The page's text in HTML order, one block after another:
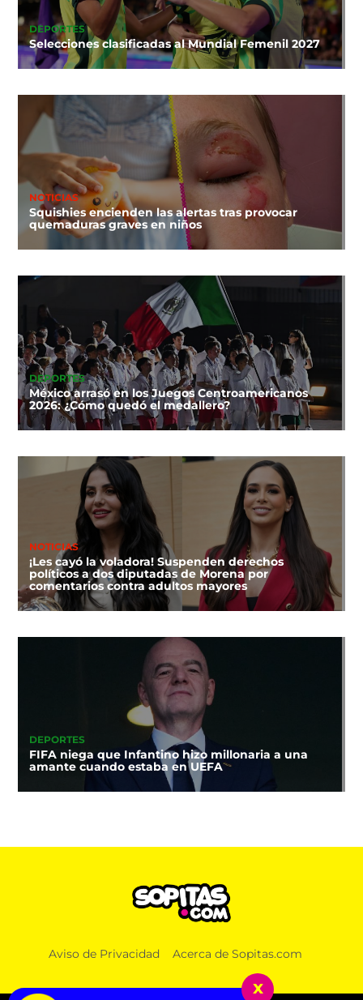
DEPORTES
Selecciones clasificadas al Mundial Femenil 2027
NOTICIAS
Squishies encienden las alertas tras provocar
quemaduras graves en niños
DEPORTES
México arrasó en los Juegos Centroamericanos
2026: ¿Cómo quedó el medallero?
NOTICIAS
¡Les cayó la voladora! Suspenden derechos
políticos a dos diputadas de Morena por
comentarios contra adultos mayores
DEPORTES
FIFA niega que Infantino hizo millonaria a una
amante cuando estaba en UEFA
Aviso de Privacidad Acerca de Sopitas.com
x